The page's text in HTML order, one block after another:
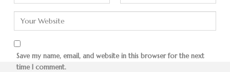
Zeit für ein Foto.
Save my name, email, and website in this browser for the next
time I comment.